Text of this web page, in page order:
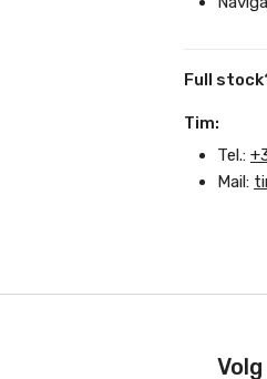
Full
Tim:
Tel.:
Mail: